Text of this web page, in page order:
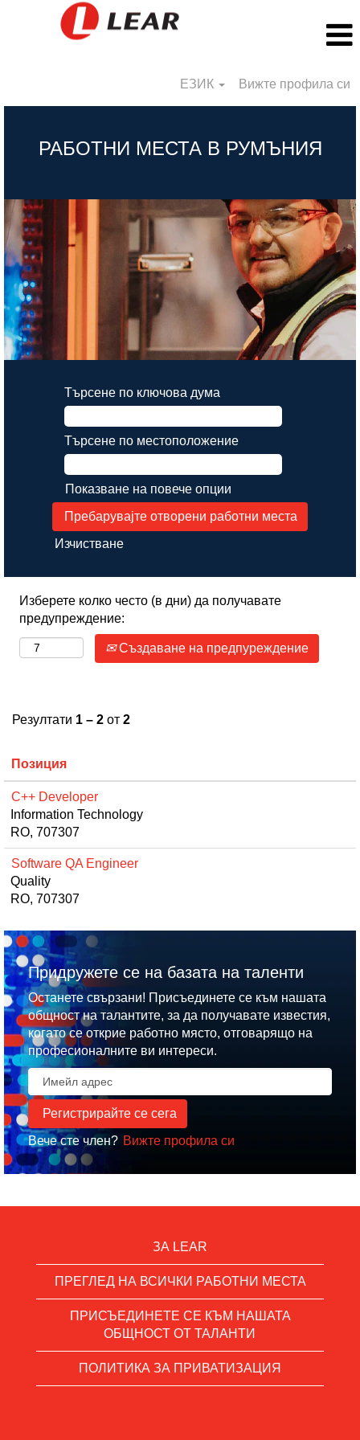
ЕЗИК Вижте профила си
РАБОТНИ МЕСТА В РУМЪНИЯ
Търсене по ключова дума
Търсене по местоположение
Показване на повече опции
Изчистване
Изберете колко често (в дни) да получавате
предупреждение:
Създаване на предпуреждение
Резултати 1 – 2 от 2
Позиция
C++ Developer
Information Technology
RO, 707307
Software QA Engineer
Quality
RO, 707307
Придружете се на базата на таленти
Останете свързани! Присъединете се към нашата
общност на талантите, за да получавате известия,
когато се открие работно място, отговарящо на
професионалните ви интереси.
Вече сте член? Вижте профила си
ЗА LEAR
ПРЕГЛЕД НА ВСИЧКИ РАБОТНИ МЕСТА
ПРИСЪЕДИНЕТЕ СЕ КЪМ НАШАТА
ОБЩНОСТ ОТ ТАЛАНТИ
ПОЛИТИКА ЗА ПРИВАТИЗАЦИЯ